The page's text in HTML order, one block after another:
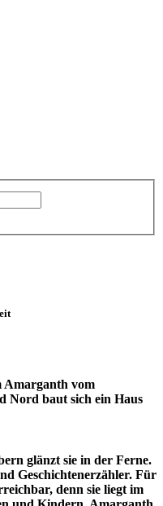
Amarganth vom
Nord baut sich ein Haus
glänzt sie in der Ferne.
Geschichtenerzähler. Für
denn sie liegt im